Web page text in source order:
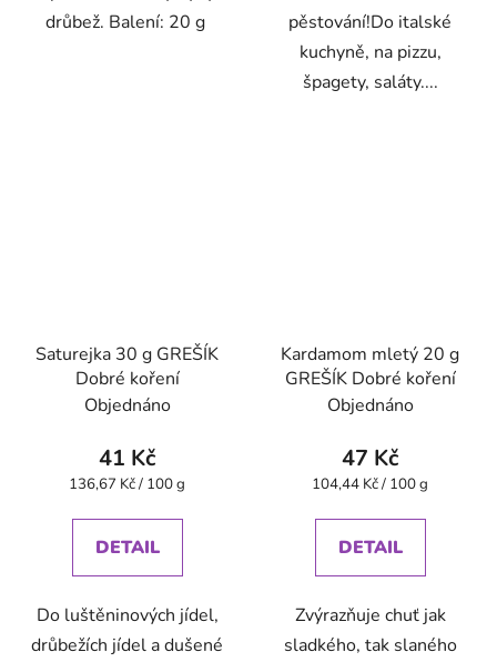
drůbež. Balení: 20 g
pěstování!Do italské
kuchyně, na pizzu,
špagety, saláty....
Saturejka 30 g GREŠÍK
Dobré koření
Objednáno
41 Kč
Měrná
136,67 Kč / 100 g
DETAIL
Do luštěninových jídel,
drůbežích jídel a dušené
Kardamom mletý 20 g
GREŠÍK Dobré koření
Objednáno
47 Kč
Měrná
104,44 Kč / 100 g
DETAIL
Zvýrazňuje chuť jak
sladkého, tak slaného